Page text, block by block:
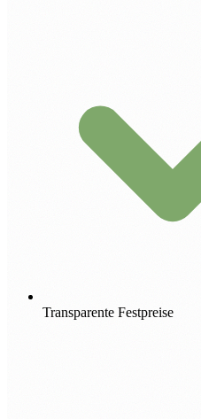
Transparente Festpreise